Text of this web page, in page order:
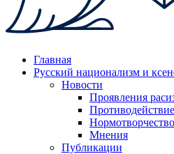
Главная
Русский национализм и
Новости
Проявления
Нормотворчество
Мнения
Публикации